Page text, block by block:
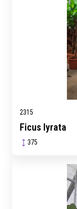
2315
Ficus lyrata
375